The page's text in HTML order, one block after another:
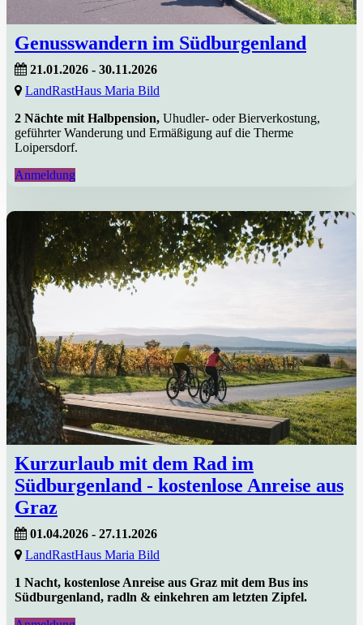
Genusswandern im Südburgenland
21.01.2026 - 30.11.2026
LandRastHaus Maria Bild
2 Nächte mit Halbpension, Uhudler- oder Bierverkostung,
geführter Wanderung und Ermäßigung auf die Therme
Loipersdorf.
Anmeldung
Kurzurlaub mit dem Rad im
Südburgenland - kostenlose Anreise aus
Graz
01.04.2026 - 27.11.2026
LandRastHaus Maria Bild
1 Nacht, kostenlose Anreise aus Graz mit dem Bus ins
Südburgenland, radln & einkehren am letzten Zipfel.